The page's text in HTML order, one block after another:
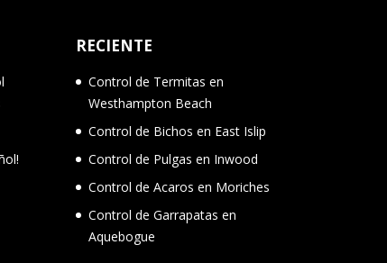
RECIENTE
Control de Termitas en
Westhampton Beach
Control de Bichos en East Islip
Control de Pulgas en Inwood
Control de Acaros en Moriches
Control de Garrapatas en
Aquebogue